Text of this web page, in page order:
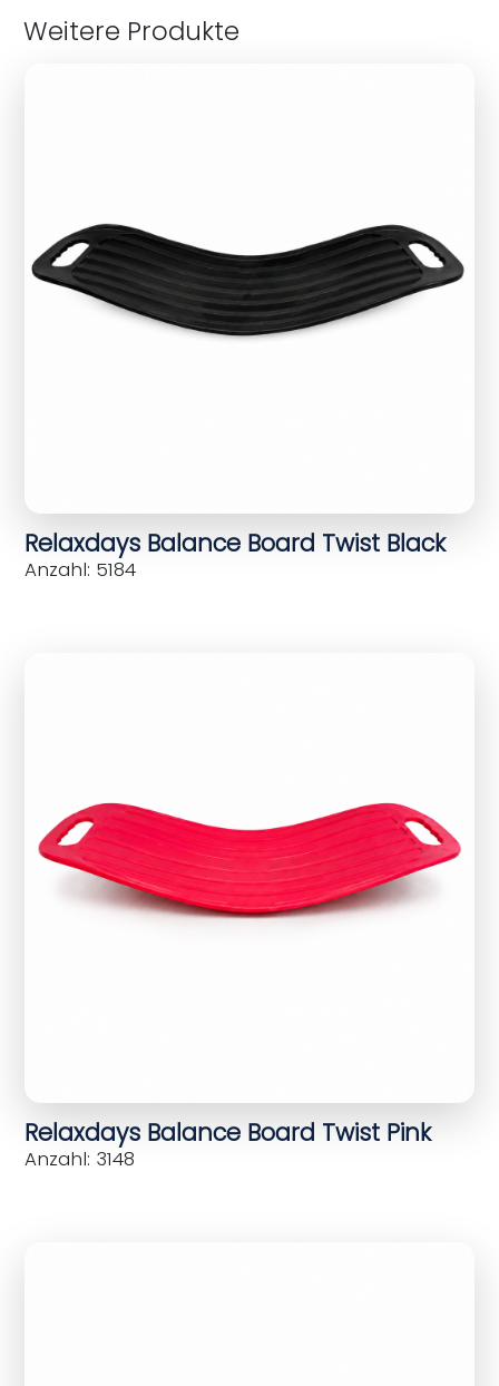
Weitere Produkte
Relaxdays Balance Board Twist Black
Anzahl: 5184
Relaxdays Balance Board Twist Pink
Anzahl: 3148